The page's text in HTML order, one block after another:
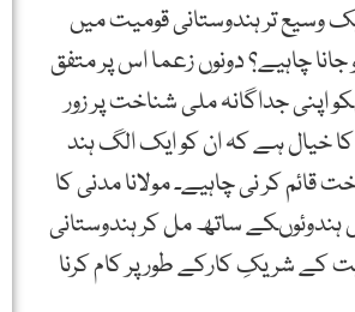
وسیع تر ہندوستانی قومیت میں
چاہیے؟ دونوں زعما اس پر متفق
اپنی جداگانہ ملی شناخت پر زور
کا خیال ہے کہ ان کو ایک الگ ہند
قائم کر نی چاہیے۔ مولانا مدنی کا
ہندوئوںکے ساتھ مل کر ہندوستانی
کے شریکِ کارکے طور پر کام کرنا